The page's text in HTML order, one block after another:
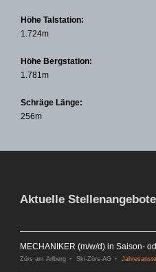
Höhe Talstation:
1.724m
Höhe Bergstation:
1.781m
Schräge Länge:
256m
Aktuelle Stellenangebote
MECHANIKER (m/w/d) in Saison-
Zürs am Arlberg Ski-Zürs-AG